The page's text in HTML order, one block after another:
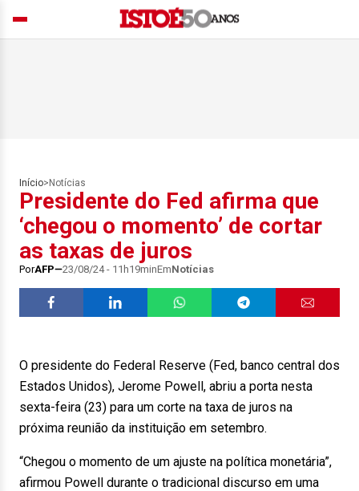
Início> Notícias
Presidente do Fed afirma que
‘chegou o momento’ de cortar
as taxas de juros
PorAFP 23/08/24 - 11h19minEmNotícias
O presidente do Federal Reserve (Fed, banco central dos
Estados Unidos), Jerome Powell, abriu a porta nesta
sexta-feira (23) para um corte na taxa de juros na
próxima reunião da instituição em setembro.
“Chegou o momento de um ajuste na política monetária”,
afirmou Powell durante o tradicional discurso em uma